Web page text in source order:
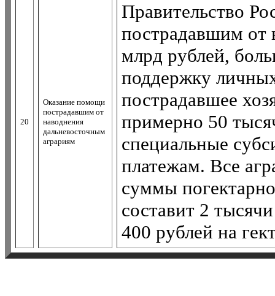
20
Оказание помощи
пострадавшим от
наводнения
дальневосточным
аграриям
Правительство
пострадавшим от
млрд рублей,
поддержку
пострадавшее
примерно 50
специальные
платежам. Все
суммы
составит 2
400 рублей на